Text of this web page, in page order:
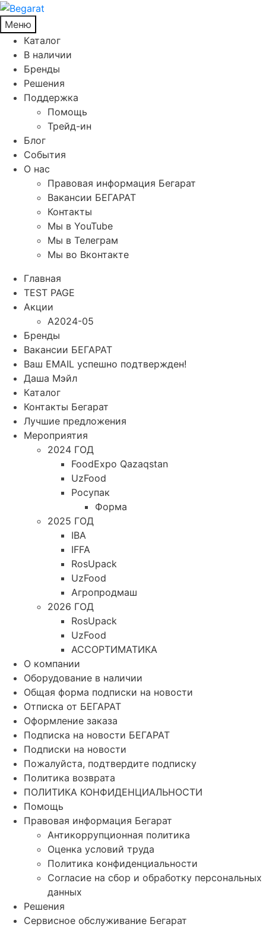
Меню
Каталог
В наличии
Бренды
Решения
Поддержка
Помощь
Трейд-ин
Блог
События
О нас
Правовая информация Бегарат
Вакансии БЕГАРАТ
Контакты
Мы в YouTube
Мы в Телеграм
Мы во Вконтакте
Главная
TEST PAGE
Акции
A2024-05
Бренды
Вакансии БЕГАРАТ
Ваш EMAIL успешно подтвержден!
Даша Мэйл
Каталог
Контакты Бегарат
Лучшие предложения
Мероприятия
2024 ГОД
FoodExpo Qazaqstan
UzFood
Росупак
Форма
2025 ГОД
IBA
IFFA
RosUpack
UzFood
Агропродмаш
2026 ГОД
RosUpack
UzFood
АССОРТИМАТИКА
О компании
Оборудование в наличии
Общая форма подписки на новости
Отписка от БЕГАРАТ
Оформление заказа
Подписка на новости БЕГАРАТ
Подписки на новости
Пожалуйста, подтвердите подписку
Политика возврата
ПОЛИТИКА КОНФИДЕНЦИАЛЬНОСТИ
Помощь
Правовая информация Бегарат
Антикоррупционная политика
Оценка условий труда
Политика конфиденциальности
Согласие на сбор и обработку персональных
данных
Решения
Сервисное обслуживание Бегарат